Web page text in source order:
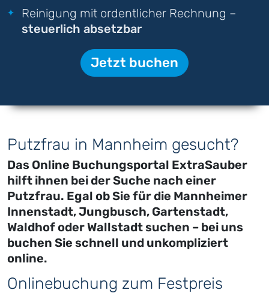
Reinigung mit ordentlicher Rechnung –
steuerlich absetzbar
Jetzt buchen
Putzfrau in Mannheim gesucht?
Das Online Buchungsportal ExtraSauber
hilft ihnen bei der Suche nach einer
Putzfrau. Egal ob Sie für die Mannheimer
Innenstadt, Jungbusch, Gartenstadt,
Waldhof oder Wallstadt suchen – bei uns
buchen Sie schnell und unkompliziert
online.
Onlinebuchung zum Festpreis